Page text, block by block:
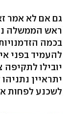
גם אם לא אמר
ראש הממשלה
בכמה
להעמיד בפני
יובילו
יתראיין
לשכנע לפחות